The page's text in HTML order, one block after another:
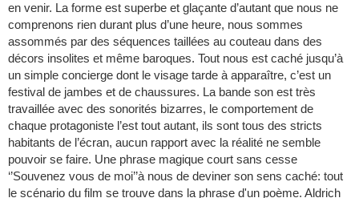
en venir. La forme est superbe et glaçante d’autant que nous ne
comprenons rien durant plus d’une heure, nous sommes
assommés par des séquences taillées au couteau dans des
décors insolites et même baroques. Tout nous est caché jusqu’à
un simple concierge dont le visage tarde à apparaître, c’est un
festival de jambes et de chaussures. La bande son est très
travaillée avec des sonorités bizarres, le comportement de
chaque protagoniste l’est tout autant, ils sont tous des stricts
habitants de l’écran, aucun rapport avec la réalité ne semble
pouvoir se faire. Une phrase magique court sans cesse
‘’Souvenez vous de moi’’à nous de deviner son sens caché: tout
le scénario du film se trouve dans la phrase d'un poème. Aldrich